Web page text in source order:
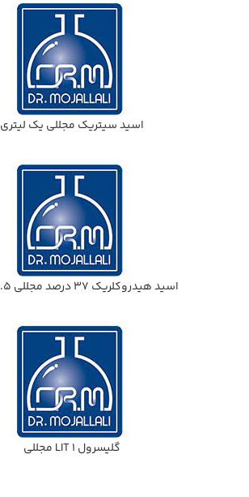
اسيد سيتريك مجللي يك ليتري
اسيد هيدروكلريك 37 درصد مجللي 2.5 ليتري
گليسرول 1 LIT مجللي